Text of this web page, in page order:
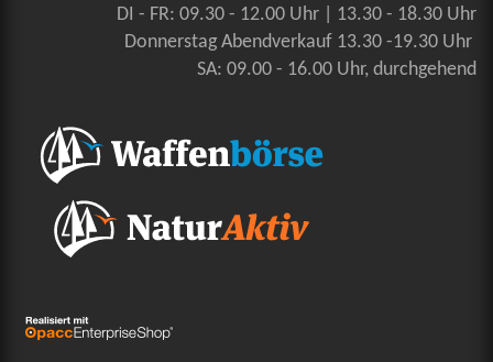
DI - FR: 09.30 - 12.00 Uhr | 13.30 - 18.30 Uhr
Donnerstag Abendverkauf 13.30 -19.30 Uhr
SA: 09.00 - 16.00 Uhr, durchgehend